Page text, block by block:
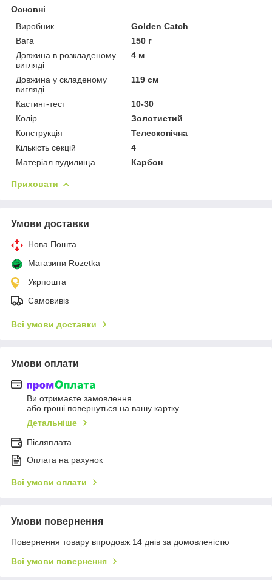
Основні
Виробник
Golden Catch
Вага
150 г
Довжина в розкладеному
вигляді
4 м
Довжина у складеному
вигляді
119 см
Кастинг-тест
10-30
Колір
Золотистий
Конструкція
Телескопічна
Кількість секцій
4
Матеріал вудилища
Карбон
Приховати
Умови доставки
Нова Пошта
Магазини Rozetka
Укрпошта
Самовивіз
Всі умови доставки
Умови оплати
Ви отримаєте замовлення
або гроші повернуться на вашу картку
Детальніше
Післяплата
Оплата на рахунок
Всі умови оплати
Умови повернення
Повернення товару впродовж 14 днів за домовленістю
Всі умови повернення